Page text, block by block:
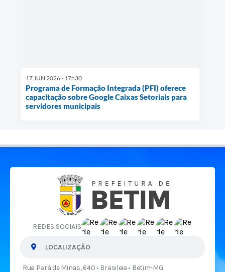
17 JUN 2026 - 17h30
Programa de Formação Integrada (PFI) oferece
capacitação sobre Google Caixas Setoriais para
servidores municipais
REDES SOCIAIS
LOCALIZAÇÃO
Rua Pará de Minas, 640 • Brasileia • Betim-MG